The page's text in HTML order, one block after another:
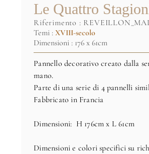
Le Quattro
riferimento :
Temi :XVIII-secolo
Dimensioni : 176 x 61cm
Pannello decorativo creato dalla
mano.
Parte di una serie di 4 pannelli
Fabbricato in Francia
Dimensioni: H 176cm x L 61cm
Dimensioni e colori specifici su